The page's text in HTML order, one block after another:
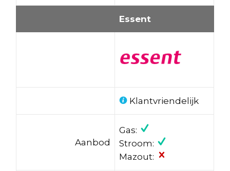
Essent
Klantvriendelijk
Aanbod
Gas:
Stroom:
Mazout: